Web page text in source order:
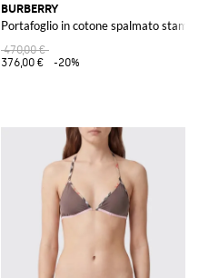
BURBERRY
Portafoglio in cotone spalmato
470,00 €
376,00 €
-20%